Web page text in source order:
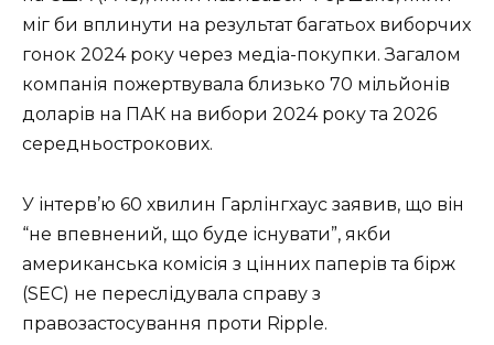
міг би вплинути на результат багатьох виборчих
гонок 2024 року через медіа-покупки. Загалом
компанія пожертвувала близько 70 мільйонів
доларів на ПАК на вибори 2024 року та 2026
середньострокових.
У інтерв’ю 60 хвилин Гарлінгхаус заявив, що він
“не впевнений, що буде існувати”, якби
американська комісія з цінних паперів та бірж
(SEC) не переслідувала справу з
правозастосування проти Ripple.